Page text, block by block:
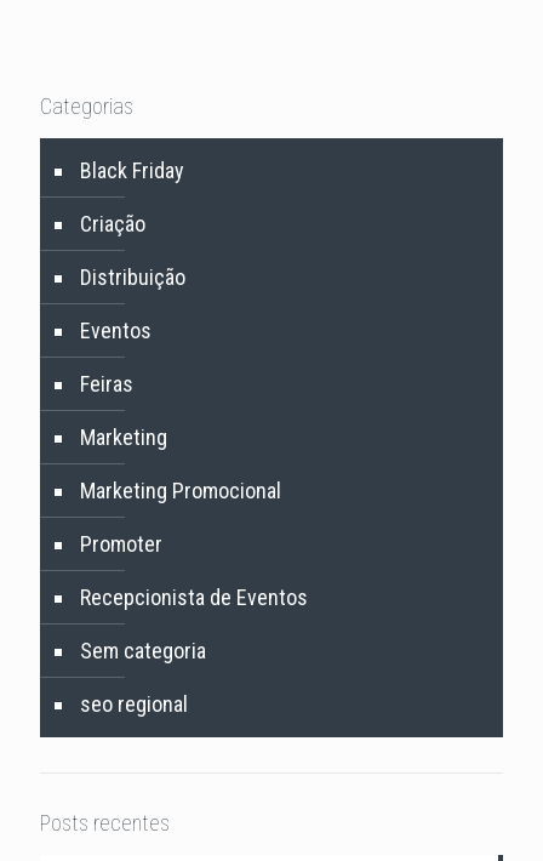
Categorias
Black Friday
Criação
Distribuição
Eventos
Feiras
Marketing
Marketing Promocional
Promoter
Recepcionista de Eventos
Sem categoria
seo regional
Posts recentes